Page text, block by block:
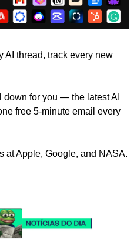
AI thread, track every new
for you — the latest AI
free 5-minute email every
at Apple, Google, and NASA.